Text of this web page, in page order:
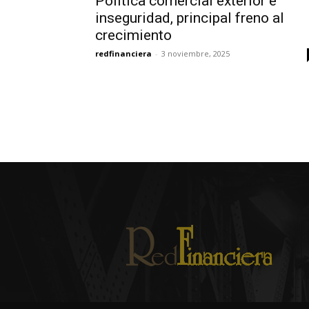
inseguridad, principal freno al
crecimiento
redfinanciera - 3 noviembre, 2025